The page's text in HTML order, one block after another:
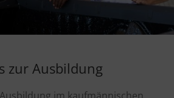
zur Ausbildung